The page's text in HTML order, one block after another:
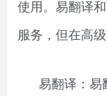
使用。易翻译
服务，但在高
易翻译：易